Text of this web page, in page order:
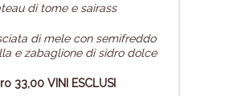
di tome e sairass
di mele con semifreddo
e zabaglione di sidro dolce
33,00 VINI ESCLUSI